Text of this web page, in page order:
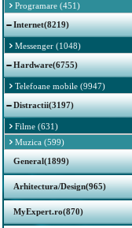
Programare (451)
Internet(8219)
Messenger (1048)
Hardware(6755)
Telefoane mobile (9947)
Distractii(3197)
Filme (631)
Muzica (599)
General(1899)
Arhitectura/Design(965)
MyExpert.ro(870)